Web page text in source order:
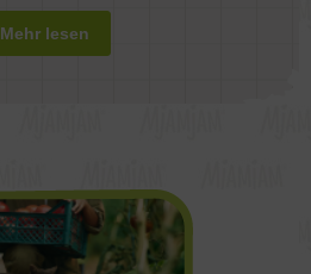
Mehr lesen